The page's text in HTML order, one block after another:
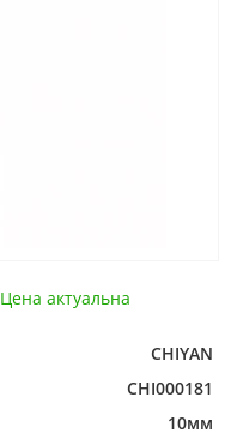
Цена актуальна
CHIYAN
CHI000181
10мм